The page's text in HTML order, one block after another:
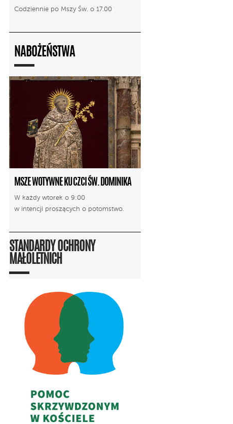
Codziennie po Mszy Św. o 17.00
NABOŻEŃSTWA
MSZE WOTYWNE KU CZCI ŚW. DOMINIKA
W każdy wtorek o 9:00
w intencji proszących o potomstwo.
STANDARDY OCHRONY
MAŁOLETNICH